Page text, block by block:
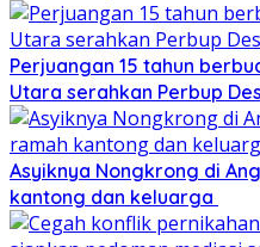
Perjuangan 15 tahun
Utara serahkan Perbup
Asyiknya Nongkrong di
kantong dan keluarga